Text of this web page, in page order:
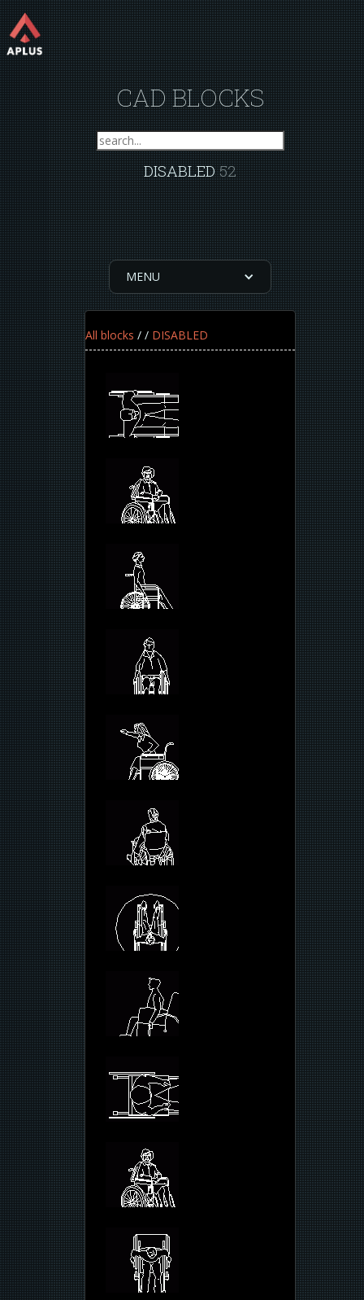
CAD BLOCKS
DISABLED52
MENU
All blocks / / DISABLED